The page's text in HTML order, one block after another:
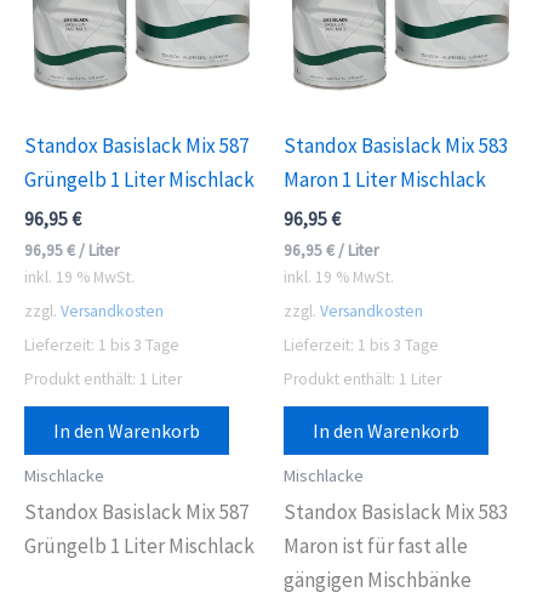
Standox Basislack Mix 587
Grüngelb 1 Liter Mischlack
96,95€
96,95€ / Liter
inkl. 19 % MwSt.
zzgl. Versandkosten
Lieferzeit: 1 bis 3 Tage
Produkt enthält: 1 Liter
In den Warenkorb
Mischlacke
Standox Basislack Mix 587
Grüngelb 1 Liter Mischlack
Standox Basislack Mix 583
Maron 1 Liter Mischlack
96,95€
96,95€ / Liter
inkl. 19 % MwSt.
zzgl. Versandkosten
Lieferzeit: 1 bis 3 Tage
Produkt enthält: 1 Liter
In den Warenkorb
Mischlacke
Standox Basislack Mix 583
Maron ist für fast alle
gängigen Mischbänke